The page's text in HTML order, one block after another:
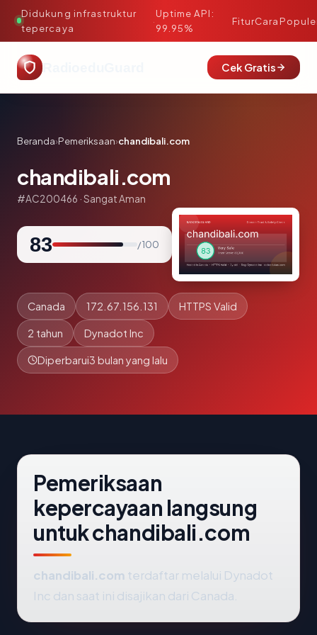
Didukung infrastruktur
tepercaya
·
Uptime API:
99.95%
FiturCara
Cek Gratis
Beranda›Pemeriksaan›chandibali.com
chandibali.com
#AC200466 · Sangat Aman
83 / 100
Canada 172.67.156.131 HTTPS Valid
2 tahun Dynadot Inc
Diperbarui3 bulan yang lalu
Pemeriksaan
kepercayaan langsung
untuk chandibali.com
chandibali.com terdaftar melalui Dynadot
Inc dan saat ini disajikan dari Canada.